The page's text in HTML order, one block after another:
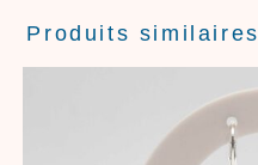
Produits similaires